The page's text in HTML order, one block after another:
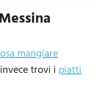
mangiare
trovi i piatti